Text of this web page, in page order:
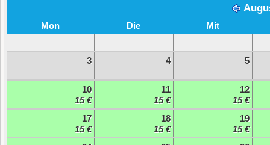
Mon Die Mit
3 4 5
10
15 €
11
15 €
12
15 €
17
15 €
18
15 €
19
15 €